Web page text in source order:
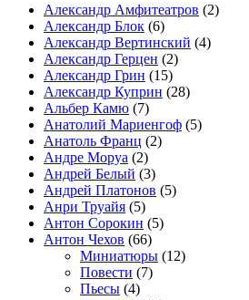
Александр Амфитеатров (2)
Александр Блок (6)
Александр Вертинский (4)
Александр Герцен (2)
Александр Грин (15)
Александр Куприн (28)
Альбер Камю (7)
Анатолий Мариенгоф (5)
Анатоль Франц (2)
Андре Моруа (2)
Андрей Белый (3)
Андрей Платонов (5)
Анри Труайя (5)
Антон Сорокин (5)
Антон Чехов (66)
Миниатюры (12)
Повести (7)
Пьесы (4)